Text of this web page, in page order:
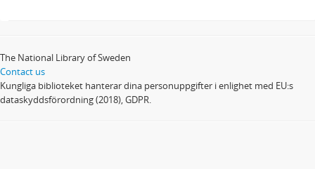
The National Library of Sweden
Contact us
Kungliga biblioteket hanterar dina personuppgifter i enlighet med EU:s
dataskyddsförordning (2018), GDPR.